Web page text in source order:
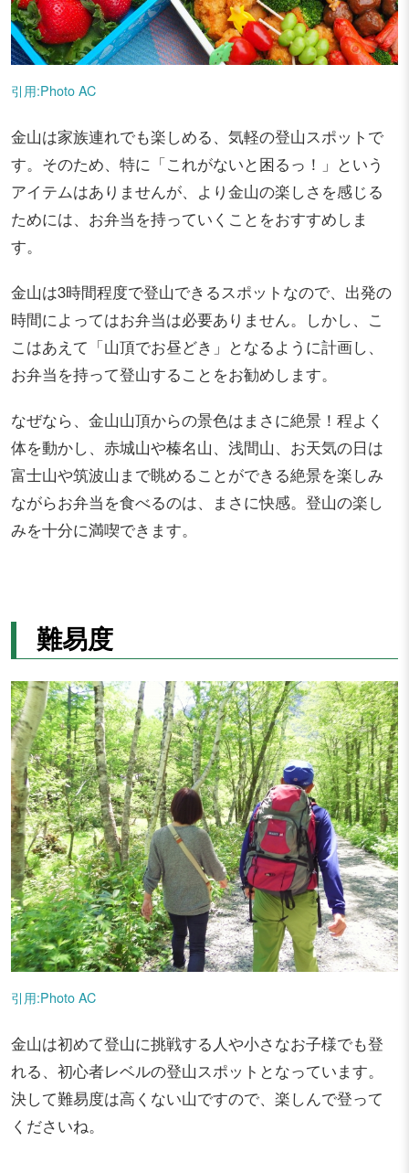
引用:Photo AC
金山は家族連れでも楽しめる、気軽の登山スポットで
す。そのため、特に「これがないと困るっ！」という
アイテムはありませんが、より金山の楽しさを感じる
ためには、お弁当を持っていくことをおすすめしま
す。
金山は3時間程度で登山できるスポットなので、出発の
時間によってはお弁当は必要ありません。しかし、こ
こはあえて「山頂でお昼どき」となるように計画し、
お弁当を持って登山することをお勧めします。
なぜなら、金山山頂からの景色はまさに絶景！程よく
体を動かし、赤城山や榛名山、浅間山、お天気の日は
富士山や筑波山まで眺めることができる絶景を楽しみ
ながらお弁当を食べるのは、まさに快感。登山の楽し
みを十分に満喫できます。
難易度
引用:Photo AC
金山は初めて登山に挑戦する人や小さなお子様でも登
れる、初心者レベルの登山スポットとなっています。
決して難易度は高くない山ですので、楽しんで登って
くださいね。